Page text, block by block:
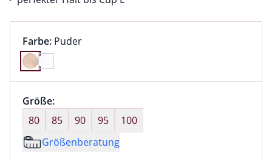
Farbauswahl:
Farbe: aktuell ausgewählt:
Puder
Farbe Puder ausgewählt
Größenauswahl:
Größe:nichts ausgewählt
80
85 90 95
100
Größenberatung